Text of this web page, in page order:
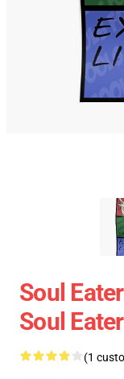
Soul
Soul
(1